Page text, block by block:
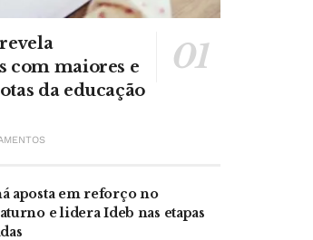
com maiores e
da educação
aposta em reforço no
e lidera Ideb nas etapas